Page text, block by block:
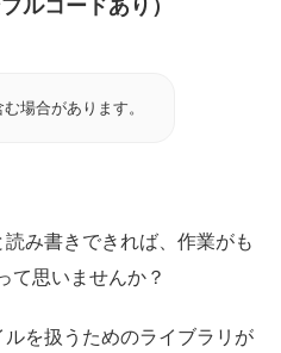
ルコードあり）
場合があります。
読み書きできれば、作業がも
て思いませんか？
を扱うためのライブラリが